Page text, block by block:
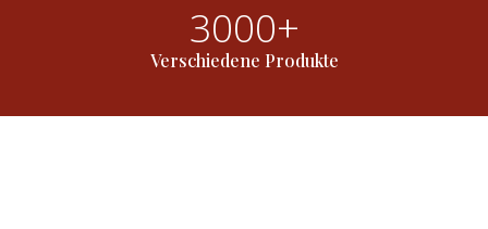
3000+
Verschiedene Produkte